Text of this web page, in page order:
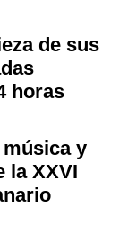
de sus
horas
y
la XXVI